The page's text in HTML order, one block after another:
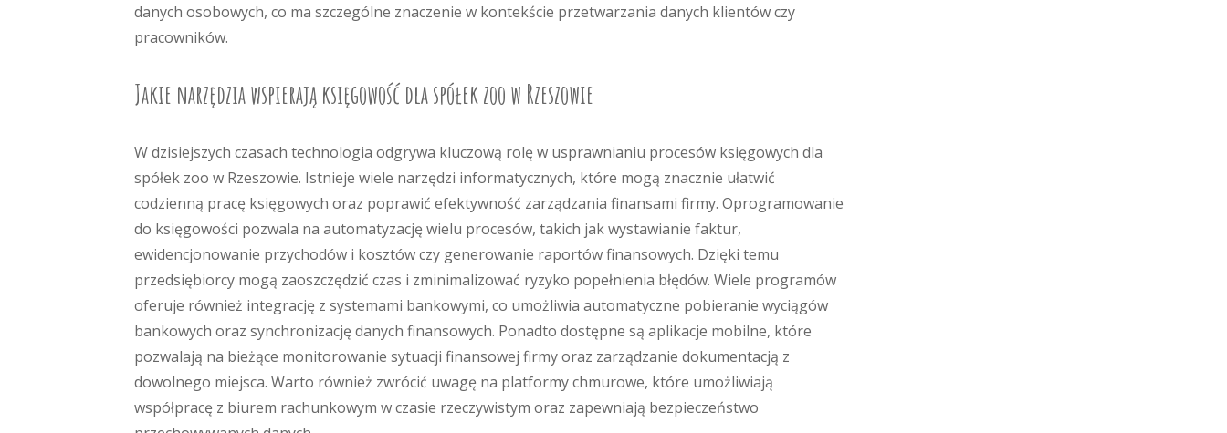
danych osobowych, co ma szczególne znaczenie w kontekście przetwarzania danych klientów czy
pracowników.
Jakie narzędzia wspierają księgowość dla spółek zoo w Rzeszowie
W dzisiejszych czasach technologia odgrywa kluczową rolę w usprawnianiu procesów księgowych dla
spółek zoo w Rzeszowie. Istnieje wiele narzędzi informatycznych, które mogą znacznie ułatwić
codzienną pracę księgowych oraz poprawić efektywność zarządzania finansami firmy. Oprogramowanie
do księgowości pozwala na automatyzację wielu procesów, takich jak wystawianie faktur,
ewidencjonowanie przychodów i kosztów czy generowanie raportów finansowych. Dzięki temu
przedsiębiorcy mogą zaoszczędzić czas i zminimalizować ryzyko popełnienia błędów. Wiele programów
oferuje również integrację z systemami bankowymi, co umożliwia automatyczne pobieranie wyciągów
bankowych oraz synchronizację danych finansowych. Ponadto dostępne są aplikacje mobilne, które
pozwalają na bieżące monitorowanie sytuacji finansowej firmy oraz zarządzanie dokumentacją z
dowolnego miejsca. Warto również zwrócić uwagę na platformy chmurowe, które umożliwiają
współpracę z biurem rachunkowym w czasie rzeczywistym oraz zapewniają bezpieczeństwo